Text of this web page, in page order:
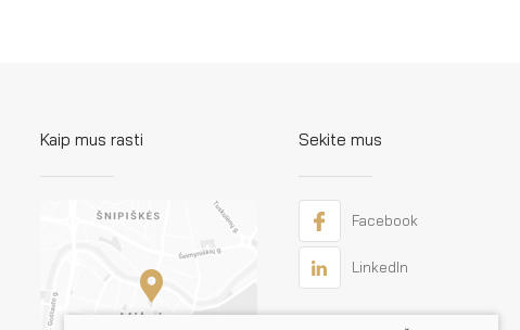
Kaip mus rasti Sekite mus
Facebook
LinkedIn